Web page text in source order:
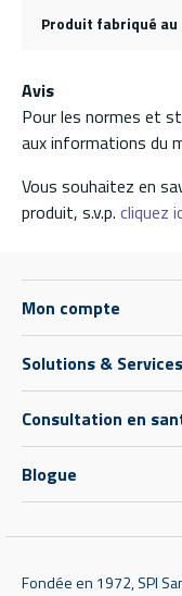
Produit fabriqué au
Avis
Pour les normes et
aux informations du
Vous souhaitez en
produit, s.v.p. cliquez
Mon compte
Solutions & Services
Consultation en
Blogue
Fondée en 1972, SPI